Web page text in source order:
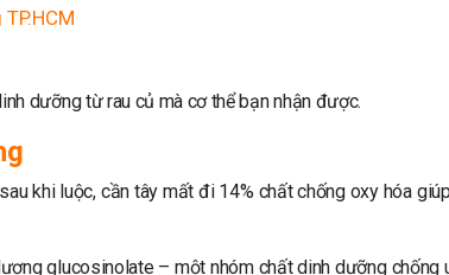
dưỡng từ rau củ mà cơ thể bạn nhận được.
khi luộc, cần tây mất đi 14% chất chống oxy hóa
glucosinolate – một nhóm chất dinh dưỡng chống